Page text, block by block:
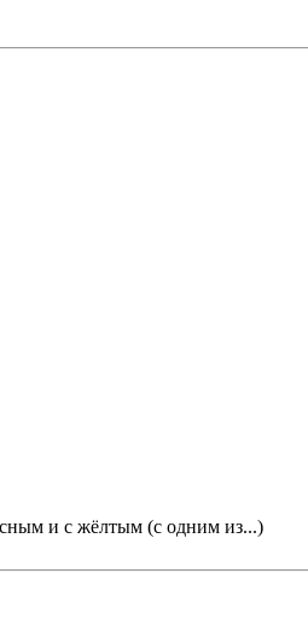
и с жёлтым (с одним из...)